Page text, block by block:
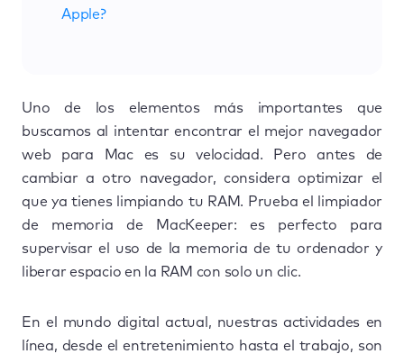
Apple?
Uno de los elementos más importantes que
buscamos al intentar encontrar el mejor navegador
web para Mac es su velocidad. Pero antes de
cambiar a otro navegador, considera optimizar el
que ya tienes limpiando tu RAM. Prueba el limpiador
de memoria de MacKeeper: es perfecto para
supervisar el uso de la memoria de tu ordenador y
liberar espacio en la RAM con solo un clic.
En el mundo digital actual, nuestras actividades en
línea, desde el entretenimiento hasta el trabajo, son